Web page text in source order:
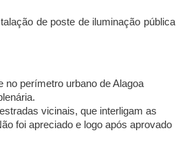
de poste de iluminação pública
no perímetro urbano de Alagoa
vicinais, que interligam as
foi apreciado e logo após aprovado